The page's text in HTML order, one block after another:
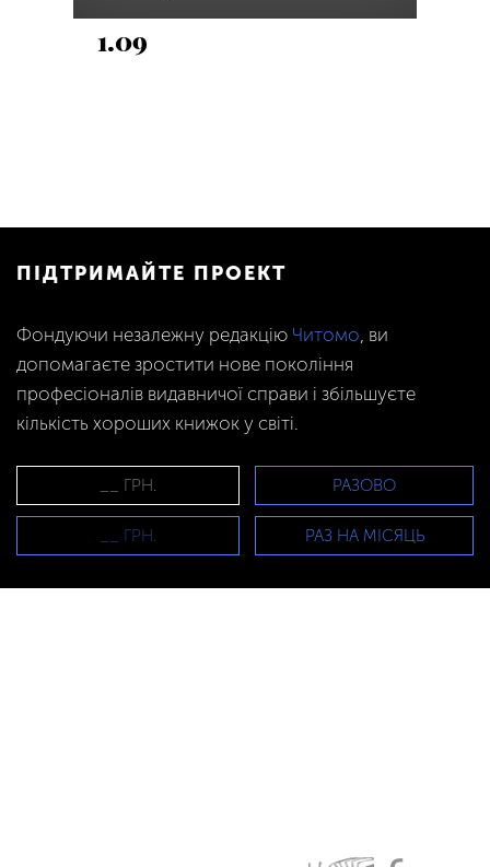
1.09
ПІДТРИМАЙТЕ ПРОЕКТ
Фондуючи незалежну редакцію Читомо , ви
допомагаєте зростити нове покоління
професіоналів видавничої справи і збільшуєте
кількість хороших книжок у світі.
РАЗОВО
РАЗ НА МІСЯЦЬ